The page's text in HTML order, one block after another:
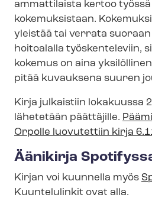
ammattilaista kertoo
ko­ke­muk­sis­taan.
yleistää tai verrata
hoitoalalla työskenteleviin,
kokemus on aina
pitää kuvauksena suuren
Kirja julkaistiin lokakuussa
lähetetään päättäjille.
Orpolle luovutettiin kirja
Äänikirja
Kirjan voi kuunnella myös
Kuuntelulinkit ovat alla.